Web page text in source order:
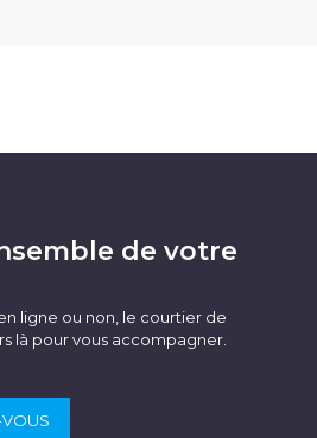
de votre
ligne ou non, le courtier de
là pour vous accompagner.
VOUS